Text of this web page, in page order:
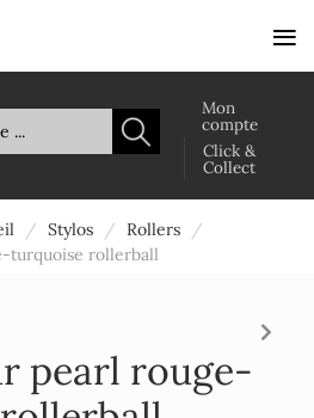
Mon
compte
Click &
Collect
/ Stylos / Rollers
/
turquoise rollerball
pearl rouge-
≡